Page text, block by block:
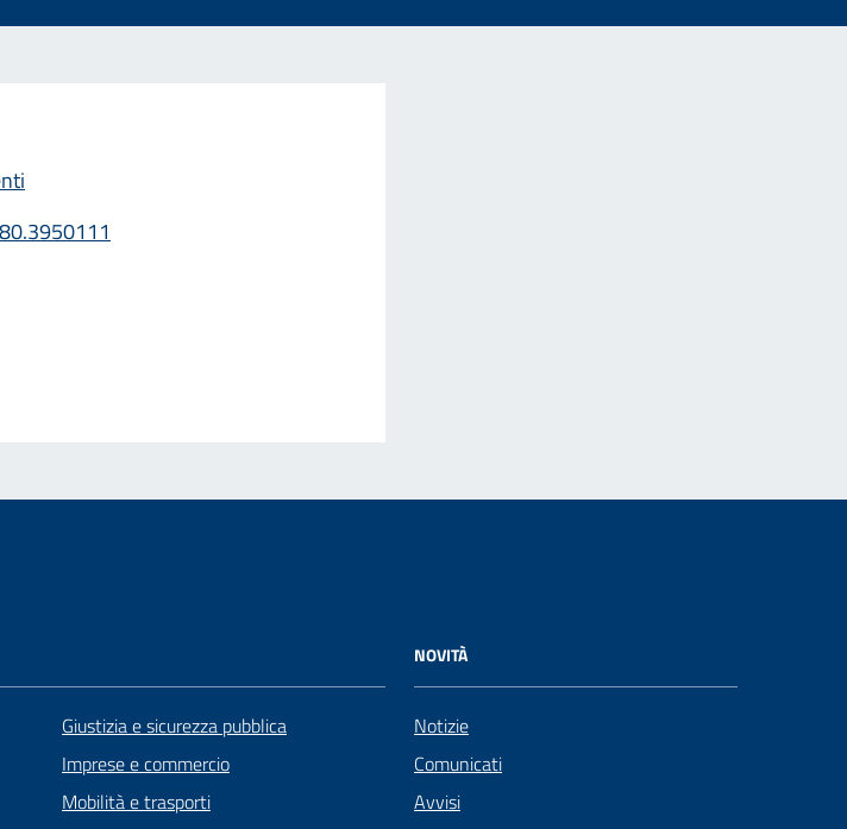
Giustizia e sicurezza pubblica
Imprese e commercio
Mobilità e trasporti
NOVITÀ
Notizie
Comunicati
Avvisi